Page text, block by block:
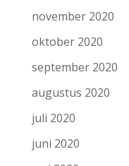
november 2020
oktober 2020
september 2020
augustus 2020
juli 2020
juni 2020